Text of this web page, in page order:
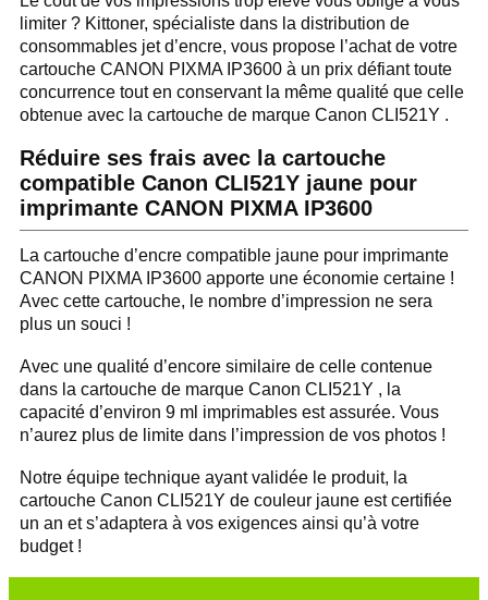
limiter ? Kittoner, spécialiste dans la distribution de
consommables jet d’encre, vous propose l’achat de votre
cartouche CANON PIXMA IP3600 à un prix défiant toute
concurrence tout en conservant la même qualité que celle
obtenue avec la cartouche de marque Canon CLI521Y .
Réduire ses frais avec la cartouche
compatible Canon CLI521Y jaune pour
imprimante CANON PIXMA IP3600
La cartouche d’encre compatible jaune pour imprimante
CANON PIXMA IP3600 apporte une économie certaine !
Avec cette cartouche, le nombre d’impression ne sera
plus un souci !
Avec une qualité d’encore similaire de celle contenue
dans la cartouche de marque Canon CLI521Y , la
capacité d’environ 9 ml imprimables est assurée. Vous
n’aurez plus de limite dans l’impression de vos photos !
Notre équipe technique ayant validée le produit, la
cartouche Canon CLI521Y de couleur jaune est certifiée
un an et s’adaptera à vos exigences ainsi qu’à votre
budget !